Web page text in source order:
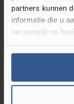
partners kunnen
informatie die u
verzameld op
Rustige
De nauwkeurige
zorgen voor een
blijft. Dankzij tot